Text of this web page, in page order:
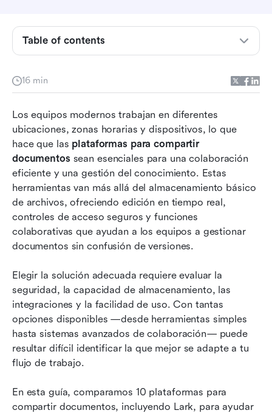
16 min
Los equipos modernos trabajan en diferentes
ubicaciones, zonas horarias y dispositivos, lo que
hace que las plataformas para compartir
documentos sean esenciales para una colaboración
eficiente y una gestión del conocimiento. Estas
herramientas van más allá del almacenamiento básico
de archivos, ofreciendo edición en tiempo real,
controles de acceso seguros y funciones
colaborativas que ayudan a los equipos a gestionar
documentos sin confusión de versiones.
Elegir la solución adecuada requiere evaluar la
seguridad, la capacidad de almacenamiento, las
integraciones y la facilidad de uso. Con tantas
opciones disponibles —desde herramientas simples
hasta sistemas avanzados de colaboración— puede
resultar difícil identificar la que mejor se adapte a tu
flujo de trabajo.
En esta guía, comparamos 10 plataformas para
compartir documentos, incluyendo Lark, para ayudar
Table of contents
¿Qué es una plataforma para compartir
Cómo las plataformas integradas para
productividad
Las 10 principales plataformas para compartir
documentos modernos
Errores comunes que cometen las empresas al
elegir una plataforma para compartir
documentos
Conclusión
Lecturas relacionadas